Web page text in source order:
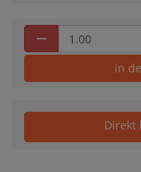
in
Direkt